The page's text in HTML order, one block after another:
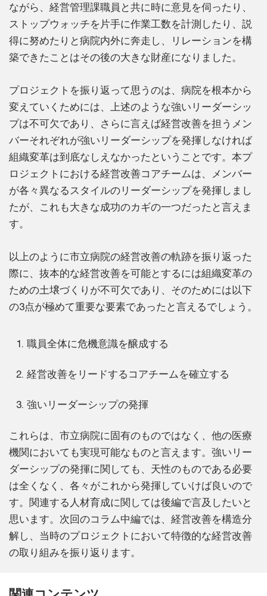
ながら、経営管理課職員と共に時に意見を伺ったり、
ストップウォッチを片手に作業工数を計測したり、説
得に努めたりと病院内外に奔走し、リレーションを構
築できたことはその後の大きな財産になりました。
プロジェクトを振り返って思うのは、病院を根本から
変えていくためには、上述のような強いリーダーシッ
プは不可欠であり、さらに言えば経営改善を担うメン
バーそれぞれが強いリーダーシップを発揮しなければ
組織変革は到底なしえなかったということです。本プ
ロジェクトにおける経営改善コアチームは、メンバー
が各々異なるスタイルのリーダーシップを発揮しまし
たが、これも大きな成功のカギの一つだったと言えま
す。
以上のように市立病院の経営改善の軌跡を振り返った
際に、抜本的な経営改善を可能とするには組織変革の
ための土壌づくりが不可欠であり、そのためには以下
の3点が極めて重要な要素であったと言えるでしょう。
職員全体に危機意識を醸成する
経営改善をリードするコアチームを確立する
強いリーダーシップの発揮
これらは、市立病院に固有のものではなく、他の医療
機関においても実現可能なものと言えます。強いリー
ダーシップの発揮に関しても、天性のものである必要
は全くなく、各々がこれから発揮していけば良いので
す。関連する人材育成に関しては後編で言及したいと
思います。次回のコラム中編では、経営改善を構造分
解し、当時のプロジェクトにおいて特徴的な経営改善
の取り組みを振り返ります。